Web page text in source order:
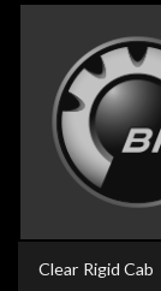
Clear Rigid Cab